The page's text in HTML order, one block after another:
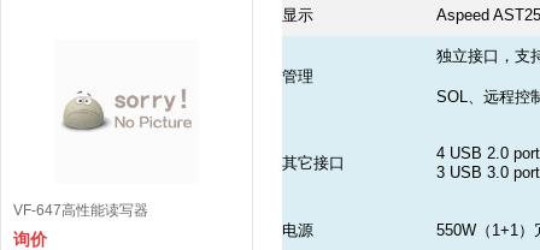
VF-647高性能读写器
询价
显示 Aspeed
管理
独立接口，
SOL、远程控
其它接口
4 USB 2.0
3 USB 3.0
电源
550W（1+1）